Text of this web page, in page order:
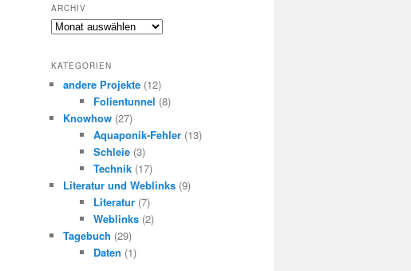
ARCHIV
Archiv
KATEGORIEN
andere Projekte (12)
Folientunnel (8)
Knowhow (27)
Aquaponik-Fehler(13)
Schleie(3)
Technik(17)
Literatur und Weblinks (9)
Literatur(7)
Weblinks(2)
Tagebuch (29)
Daten (1)